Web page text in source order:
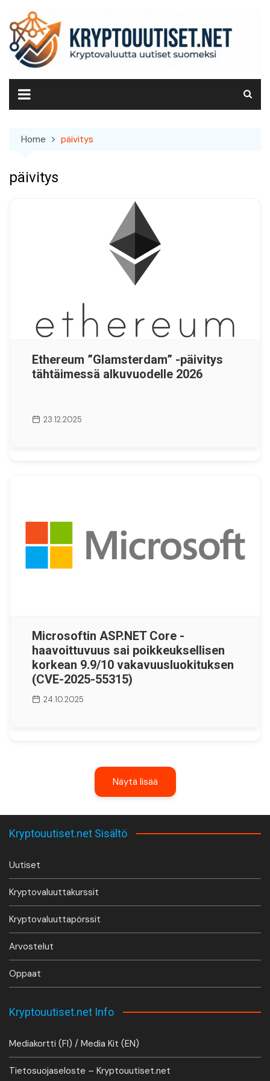
content
Home päivitys
päivitys
Ethereum ”Glamsterdam” -päivitys
tähtäimessä alkuvuodelle 2026
23.12.2025
Microsoftin ASP.NET Core -
haavoittuvuus sai poikkeuksellisen
korkean 9.9/10 vakavuusluokituksen
(CVE-2025-55315)
24.10.2025
Näytä lisää
Kryptouutiset.net Sisältö
Uutiset
Kryptovaluuttakurssit
Kryptovaluuttapörssit
Arvostelut
Oppaat
Kryptouutiset.net Info
Mediakortti (FI) / Media Kit (EN)
Tietosuojaseloste – Kryptouutiset.net